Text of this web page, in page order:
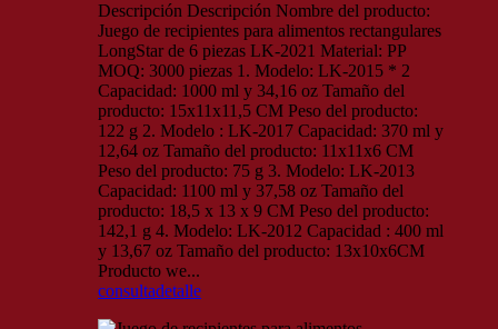
Descripción Descripción Nombre del producto:
Juego de recipientes para alimentos rectangulares
LongStar de 6 piezas LK-2021 Material: PP
MOQ: 3000 piezas 1. Modelo: LK-2015 * 2
Capacidad: 1000 ml y 34,16 oz Tamaño del
producto: 15x11x11,5 CM Peso del producto:
122 g 2. Modelo : LK-2017 Capacidad: 370 ml y
12,64 oz Tamaño del producto: 11x11x6 CM
Peso del producto: 75 g 3. Modelo: LK-2013
Capacidad: 1100 ml y 37,58 oz Tamaño del
producto: 18,5 x 13 x 9 CM Peso del producto:
142,1 g 4. Modelo: LK-2012 Capacidad : 400 ml
y 13,67 oz Tamaño del producto: 13x10x6CM
Producto we...
consultadetalle